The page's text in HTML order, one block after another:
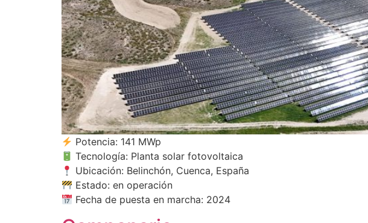
Potencia: 141 MWp
Tecnología: Planta solar fotovoltaica
Ubicación: Belinchón, Cuenca, España
Estado: en operación
Fecha de puesta en marcha: 2024